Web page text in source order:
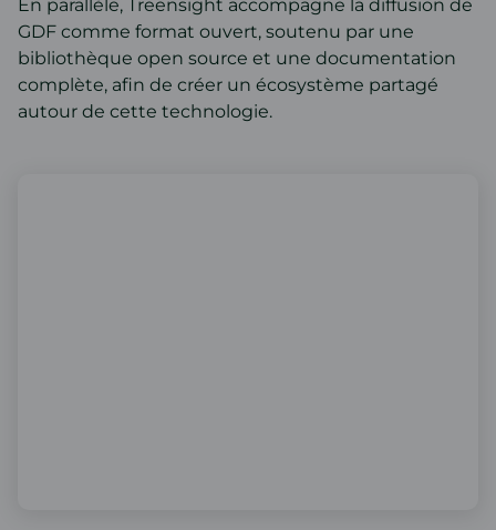
En parallèle, Treensight accompagne la diffusion de
GDF comme format ouvert, soutenu par une
bibliothèque open source et une documentation
complète, afin de créer un écosystème partagé
autour de cette technologie.